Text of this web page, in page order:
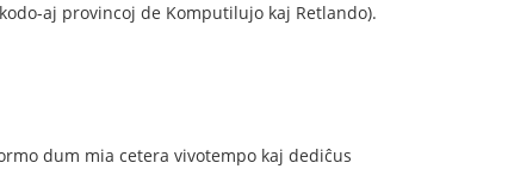
aj provincoj de Komputilujo kaj Retlando).
dum mia cetera vivotempo kaj dediĉus